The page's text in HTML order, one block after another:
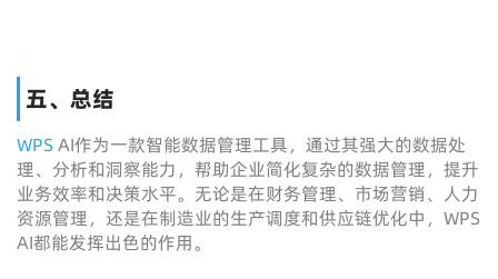
五、总结
WPS AI作为一款智能数据管理工具，通过其强大的数据处
理、分析和洞察能力，帮助企业简化复杂的数据管理，提升
业务效率和决策水平。无论是在财务管理、市场营销、人力
资源管理，还是在制造业的生产调度和供应链优化中，WPS
AI都能发挥出色的作用。